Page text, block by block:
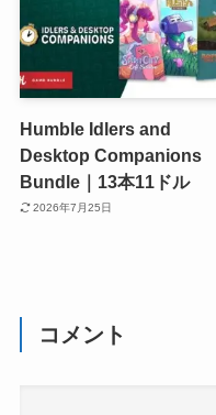
Humble Idlers and
Desktop Companions
Bundle｜13本11ドル
2026年7月25日
コメント